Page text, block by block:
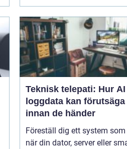
Teknisk telepati: Hur
loggdata kan förutsäga
innan de händer
Föreställ dig ett system som
när din dator, server eller